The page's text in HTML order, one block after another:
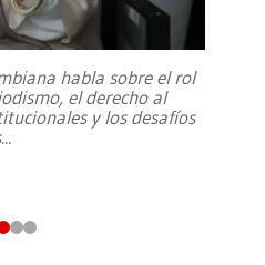
habla sobre el rol
el derecho al
y los desafíos
...